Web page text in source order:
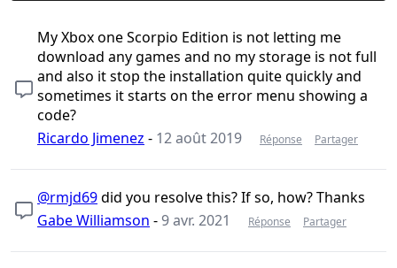
My Xbox one Scorpio Edition is not letting me
download any games and no my storage is not full
and also it stop the installation quite quickly and
sometimes it starts on the error menu showing a
code?
Ricardo Jimenez - 12 août 2019 Réponse Partager
@rmjd69did you resolve this? If so, how? Thanks
Gabe Williamson -9 avr. 2021 Réponse Partager